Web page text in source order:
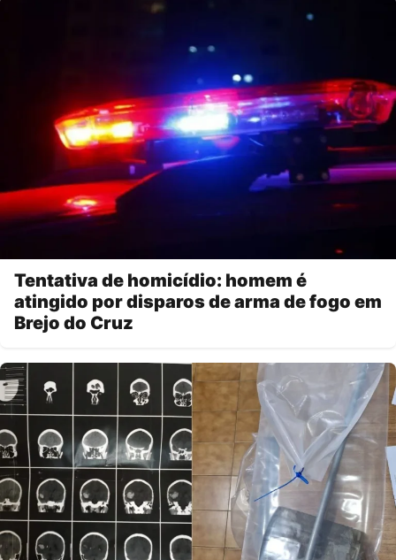
Tentativa de homicídio: homem é
atingido por disparos de arma de fogo em
Brejo do Cruz